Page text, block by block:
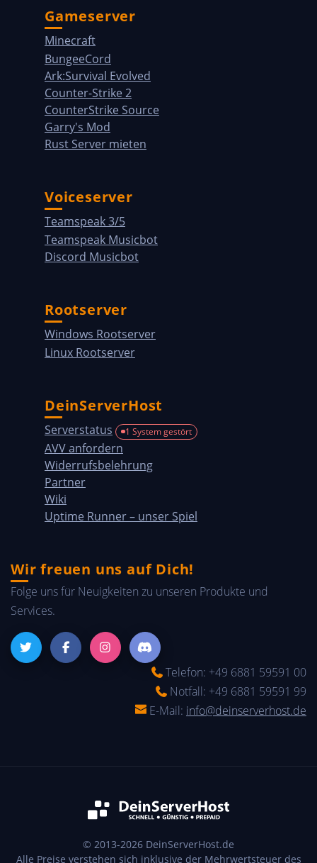
Gameserver
Minecraft
BungeeCord
Ark:Survival Evolved
Counter-Strike 2
CounterStrike Source
Garry's Mod
Rust Server mieten
Voiceserver
Teamspeak 3/5
Teamspeak Musicbot
Discord Musicbot
Rootserver
Windows Rootserver
Linux Rootserver
DeinServerHost
Serverstatus 1 System gestört
AVV anfordern
Widerrufsbelehrung
Partner
Wiki
Uptime Runner – unser Spiel
Wir freuen uns auf Dich!
Folge uns für Neuigkeiten zu unseren Produkte und
Services.
Telefon: +49 6881 59591 00
Notfall: +49 6881 59591 99
E-Mail: info@deinserverhost.de
© 2013-2026 DeinServerHost.de
Alle Preise verstehen sich inklusive der Mehrwertsteuer des